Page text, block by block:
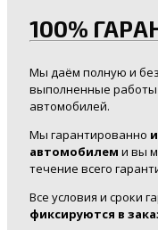
100%
Мы даём полную и
выполненные
автомобилей.
Мы гарантированно
автомобилем и вы
течение всего
Все условия и сроки
фиксируются в